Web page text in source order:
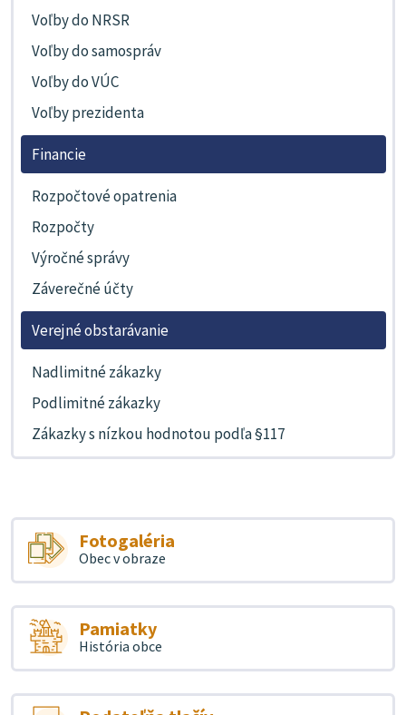
Voľby do NRSR
Voľby do samospráv
Voľby do VÚC
Voľby prezidenta
Financie
Rozpočtové opatrenia
Rozpočty
Výročné správy
Záverečné účty
Verejné obstarávanie
Nadlimitné zákazky
Podlimitné zákazky
Zákazky s nízkou hodnotou podľa §117
Fotogaléria
Obec v obraze
Pamiatky
História obce